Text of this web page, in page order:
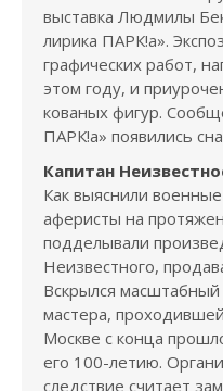
выставка Людмилы
лирика ПАРК!а».
графических работ,
этом году, и
кованых фигур.
ПАРК!а» появились
Капитан
Как выяснили
аферисты на
подделывали
Неизвестного,
Вскрылся
мастера,
Москве с конца
его 100-летию.
следствие считает